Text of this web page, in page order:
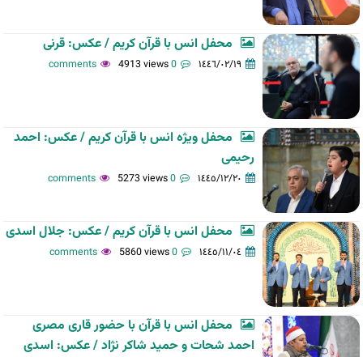
محفل انس با قرآن کریم / عکس: قرنی
١٤٤٦/٠٢/١٩ 0 comments
4913 views
محفل ویژه انس با قرآن کریم / عکس: احمد
رحیمی
١٤٤٥/١٢/٢٠ 0 comments
5273 views
محفل انس با قرآن کریم / عکس: جلال اسدی
١٤٤٥/١١/٠٤ 0 comments
5860 views
محفل انس با قرآن با حضور قاری مصری
احمد شحات و حمید شاکر نژاد / عکس: اسدی